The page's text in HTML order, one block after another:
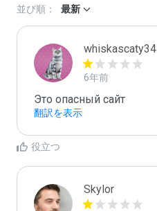
並び順： 最新
whiskascaty34
6年前
Это опасный сайт
翻訳を表示
役立つ
Skylor